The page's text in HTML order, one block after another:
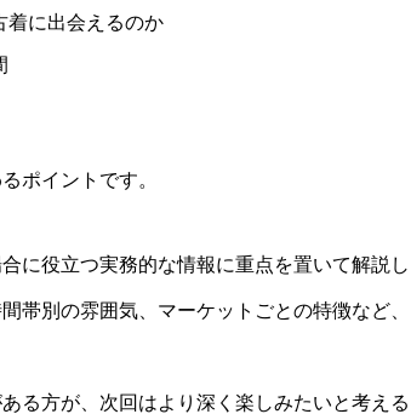
着に出会えるのか
ポイントです。
に役立つ実務的な情報に重点を置いて解説し
帯別の雰囲気、マーケットごとの特徴など、
る方が、次回はより深く楽しみたいと考える